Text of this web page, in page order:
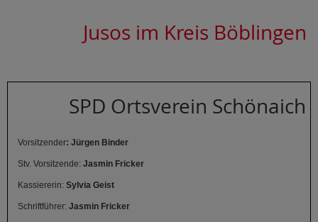
Jusos im Kreis Böblingen
SPD Ortsverein Schönaich
Vorsitzender: Jürgen Binder
Stv. Vorsitzende: Jasmin Fricker
Kassiererin: Sylvia Geist
Schriftführer: Jasmin Fricker